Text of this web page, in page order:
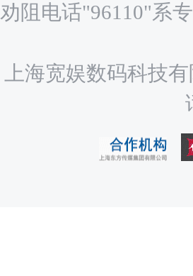
阻电话"96110"系
海宽娱数码科技有